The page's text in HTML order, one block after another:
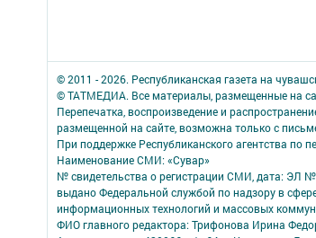
© 2011 - 2026. Республиканская газета на
© ТАТМЕДИА. Все материалы, размещенные на
Перепечатка, воспроизведение и
размещенной на сайте, возможна только с
При поддержке Республиканского агентства по
Наименование СМИ: «Сувар»
№ свидетельства о регистрации СМИ, дата: ЭЛ
выдано Федеральной службой по надзору в сфере
информационных технологий и массовых
ФИО главного редактора: Трифонова Ирина